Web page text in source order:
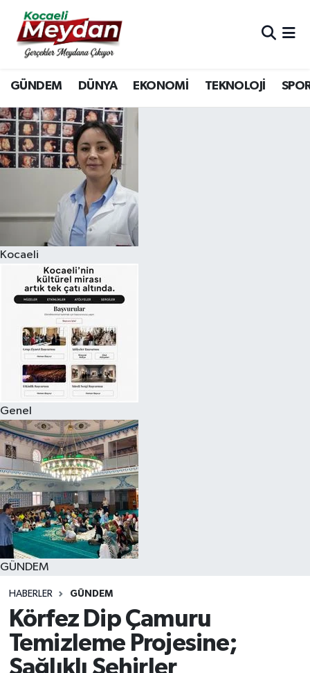
GÜNDEM DÜNYA EKONOMİ TEKNOLOJİ
Kocaeli
Genel
GÜNDEM
HABERLER GÜNDEM
Körfez Dip Çamuru
Temizleme Projesine;
Sağlıklı Şehirler
Nöbetçi Eczaneler
Hava Durumu
Trafik Durumu
Süper Lig Puan Durumu ve Fikstür
Tüm Manşetler
Son Dakika Haberleri
Haber Arşivi